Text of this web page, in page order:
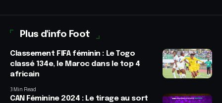
Plus d'info Foot
Classement FIFA féminin : Le Togo
classé 134e, le Maroc dans le top 4
africain
3 Min Read
CAN Féminine 2024 : Le tirage au sort